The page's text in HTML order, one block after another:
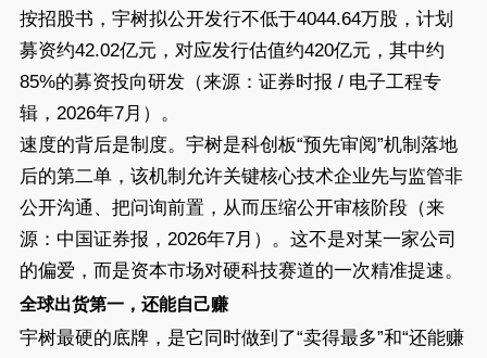
按招股书，宇树拟公开发行不低于4044.64万股，计划
募资约42.02亿元，对应发行估值约420亿元，其中约
85%的募资投向研发（来源：证券时报 / 电子工程专
辑，2026年7月）。
速度的背后是制度。宇树是科创板“预先审阅”机制落地
后的第二单，该机制允许关键核心技术企业先与监管非
公开沟通、把问询前置，从而压缩公开审核阶段（来
源：中国证券报，2026年7月）。这不是对某一家公司
的偏爱，而是资本市场对硬科技赛道的一次精准提速。
全球出货第一，还能自己赚
宇树最硬的底牌，是它同时做到了“卖得最多”和“还能赚